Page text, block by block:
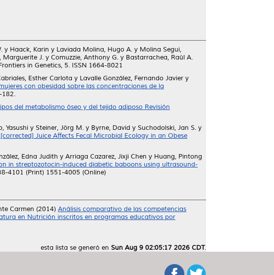
y Haack, Karin y Laviada Molina, Hugo A. y Molina Segui,
Marguerite J. y Comuzzie, Anthony G. y Bastarrachea, Raúl A.
in Genetics, 5. ISSN 1664-8021
Esther Carlota y Lavalle González, Fernando Javier y
con obesidad sobre las concentraciones de la
182.
del metabolismo óseo y del tejido adiposo Revisión
Yasushi y Steiner, Jörg M. y Byrne, David y Suchodolski, Jan S. y
Juice Affects Fecal Microbial Ecology in an Obese
Edna Judith y Arriaga Cazarez, Jixji Chen y Huang, Pintong
in streptozotocin-induced diabetic baboons using ultrasound-
4101 (Print) 1551-4005 (Online)
Carmen (2014) Análisis comparativo de las competencias
en Nutrición inscritos en programas educativos por
esta lista se generó en Sun Aug 9 02:05:17 2026 CDT.